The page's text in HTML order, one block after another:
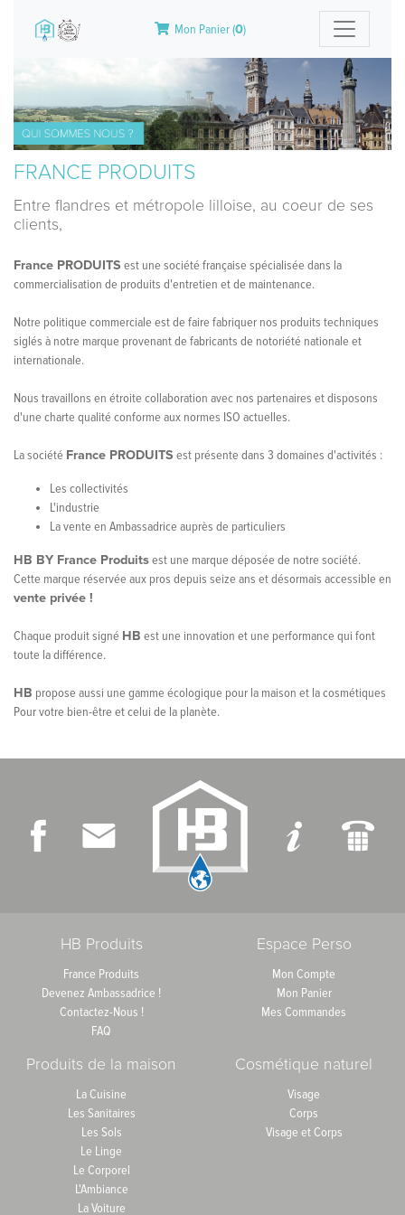
Mon Panier (0)
FRANCE PRODUITS
Entre flandres et métropole lilloise, au coeur de ses
clients,
France PRODUITS est une société française spécialisée dans la
commercialisation de produits d'entretien et de maintenance.
Notre politique commerciale est de faire fabriquer nos produits techniques
siglés à notre marque provenant de fabricants de notoriété nationale et
internationale.
Nous travaillons en étroite collaboration avec nos partenaires et disposons
d'une charte qualité conforme aux normes ISO actuelles.
La société France PRODUITS est présente dans 3 domaines d'activités :
Les collectivités
L'industrie
La vente en Ambassadrice auprès de particuliers
HB BY France Produitsest une marque déposée de notre société.
Cette marque réservée aux pros depuis seize ans et désormais accessible en
vente privée !
Chaque produit signé HB est une innovation et une performance qui font
toute la différence.
HB propose aussi une gamme écologique pour la maison et la cosmétiques
Pour votre bien-être et celui de la planète.
HB Produits
France Produits
Devenez Ambassadrice !
Contactez-Nous !
FAQ
Espace Perso
Mon Compte
Mon Panier
Mes Commandes
Produits de la maison
La Cuisine
Les Sanitaires
Les Sols
Le Linge
Le Corporel
L'Ambiance
La Voiture
Cosmétique naturel
Visage
Corps
Visage et Corps